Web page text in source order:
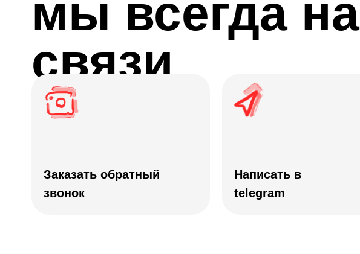
мы всегда на
связи
Заказать обратный
звонок
Написать в
telegram